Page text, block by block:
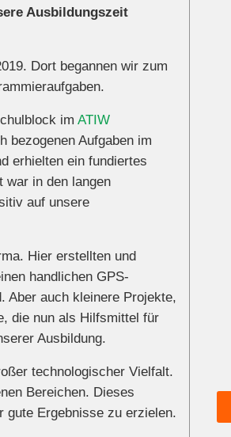
Ausbildungszeit
Dort begannen wir zum
im ATIW
bezogenen Aufgaben im
erhielten ein fundiertes
war in den langen
auf unsere
Hier erstellten und
handlichen GPS-
Aber auch kleinere Projekte,
die nun als Hilfsmittel für
Ausbildung.
technologischer Vielfalt.
Bereichen. Dieses
gute Ergebnisse zu erzielen.